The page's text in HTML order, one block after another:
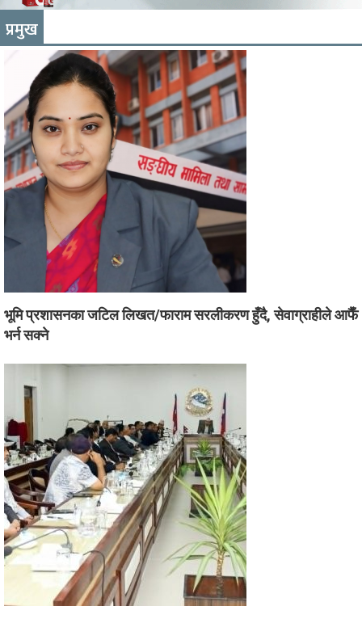
प्रमुख
भूमि प्रशासनका जटिल लिखत/फाराम सरलीकरण हुँदै, सेवाग्राहीले आफैँ
भर्न सक्ने